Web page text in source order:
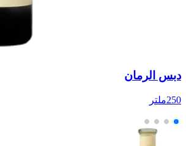
دبس الرمان
250ملتر